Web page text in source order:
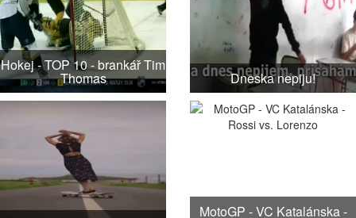
Hokej - TOP 10 - brankář Tim
Thomas Dneska nepiju!
MotoGP - VC Katalánska -